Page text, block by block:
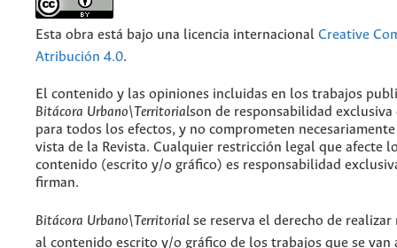
Esta obra está bajo una licencia internacional Creative
Atribución 4.0.
El contenido y las opiniones incluidas en los trabajos
Bitácora Urbano\Territorialson de responsabilidad exclusiva
para todos los efectos, y no comprometen
vista de la Revista. Cualquier restricción legal que afecte
contenido (escrito y/o gráfico) es responsabilidad
firman.
Bitácora Urbano\Territorial se reserva el derecho de realizar
al contenido escrito y/o gráfico de los trabajos que se van